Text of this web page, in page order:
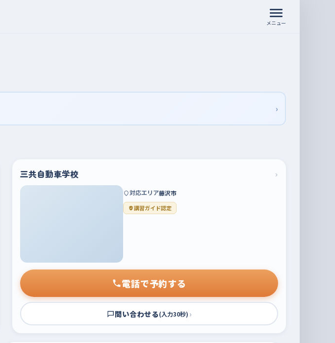
メニュー
›
三共自動車学校 ›
対応エリア藤沢市
講習ガイド認定
電話で予約する
問い合わせる(入力30秒) ›